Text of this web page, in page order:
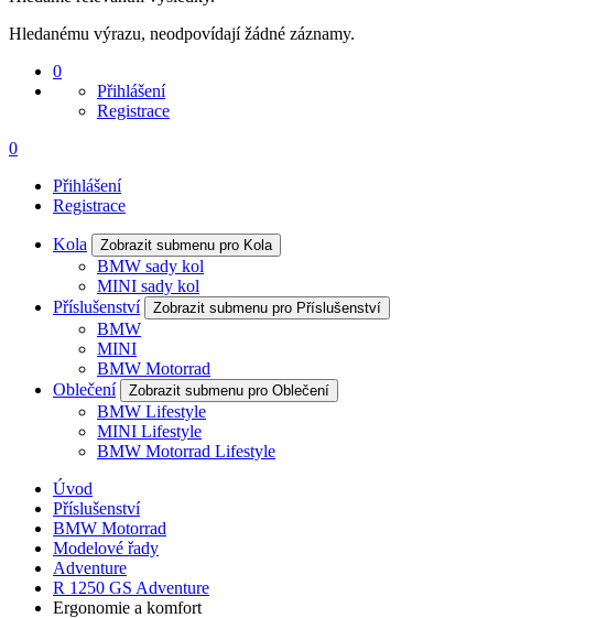
Hledanému výrazu, neodpovídají žádné záznamy.
0
Přihlášení
Registrace
0
Přihlášení
Registrace
Kola Zobrazit submenu pro Kola
BMW sady kol
MINI sady kol
Příslušenství
Zobrazit submenu pro Příslušenství
BMW
MINI
BMW Motorrad
Oblečení
Zobrazit submenu pro Oblečení
BMW Lifestyle
MINI Lifestyle
BMW Motorrad Lifestyle
Úvod
Příslušenství
BMW Motorrad
Modelové řady
Adventure
R 1250 GS Adventure
Ergonomie a komfort